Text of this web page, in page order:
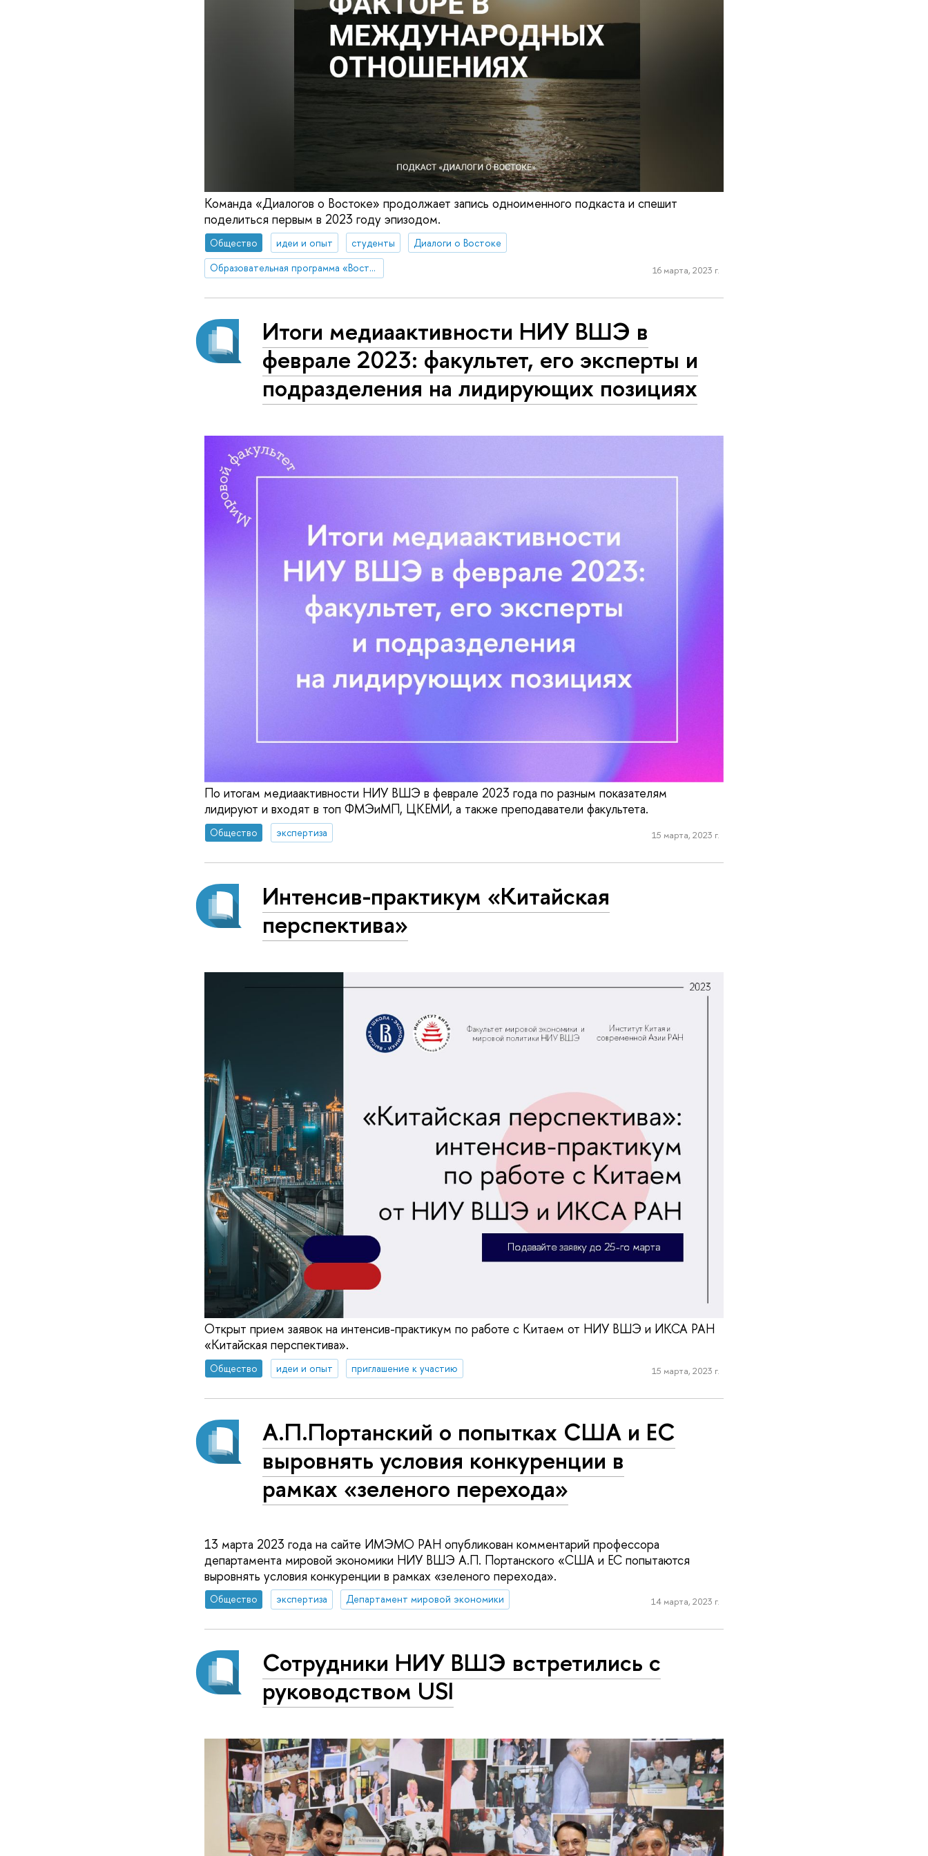
Команда «Диалогов о Востоке» продолжает запись одноименного подкаста и спешит
поделиться первым в 2023 году эпизодом.
Общество идеи и опыт студенты
Диалоги о Востоке
Образовательная программа «Востоковедение»
16 марта, 2023 г.
Итоги медиаактивности НИУ ВШЭ в
феврале 2023: факультет, его эксперты и
подразделения на лидирующих позициях
По итогам медиаактивности НИУ ВШЭ в феврале 2023 года по разным показателям
лидируют и входят в топ ФМЭиМП, ЦКЕМИ, а также преподаватели факультета.
Общество экспертиза 15 марта, 2023 г.
Интенсив-практикум «Китайская
перспектива»
Открыт прием заявок на интенсив-практикум по работе с Китаем от НИУ ВШЭ и ИКСА РАН
«Китайская перспектива».
Общество идеи и опыт приглашение к участию 15 марта, 2023 г.
А.П.Портанский о попытках США и ЕС
выровнять условия конкуренции в
рамках «зеленого перехода»
13 марта 2023 года на сайте ИМЭМО РАН опубликован комментарий профессора
департамента мировой экономики НИУ ВШЭ А.П. Портанского «США и ЕС попытаются
выровнять условия конкуренции в рамках «зеленого перехода».
Общество экспертиза Департамент мировой экономики 14 марта, 2023 г.
Сотрудники НИУ ВШЭ встретились с
руководством USI